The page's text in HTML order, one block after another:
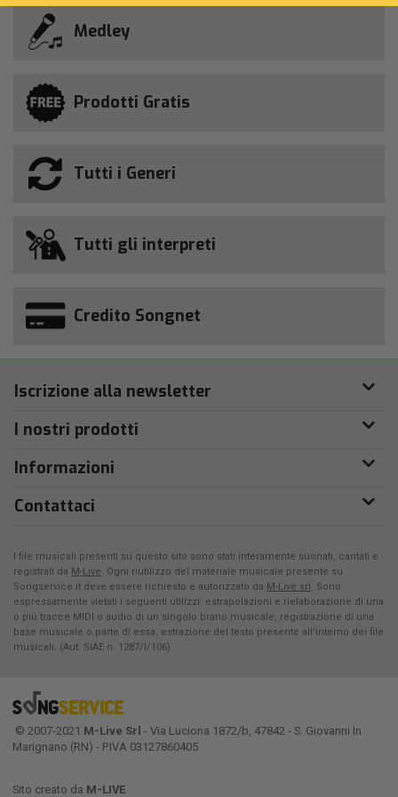
Medley
Prodotti Gratis
Tutti i Generi
Tutti gli interpreti
Credito Songnet
Iscrizione alla newsletter
I nostri prodotti
Informazioni
Contattaci
I file musicali presenti su questo sito sono stati interamente suonati, cantati e
registrati da M-Live. Ogni riutilizzo del materiale musicale presente su
Songservice.it deve essere richiesto e autorizzato da M-Live srl. Sono
espressamente vietati i seguenti utilizzi: estrapolazioni e rielaborazione di una
o più tracce MIDI o audio di un singolo brano musicale, registrazione di una
base musicale o parte di essa, estrazione del testo presente all'interno dei file
musicali. (Aut. SIAE n. 1287/I/106)
© 2007-2021 M-Live Srl - Via Luciona 1872/b, 47842 - S. Giovanni In
Marignano (RN) - P.IVA 03127860405
Sito creato da M-LIVE